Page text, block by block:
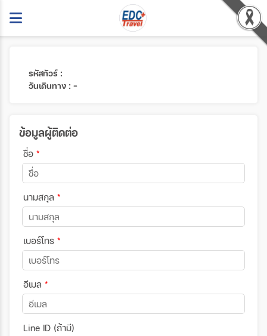
รหัสทัวร์ :
วันเดินทาง : -
ข้อมูลผู้ติดต่อ
ชื่อ *
นามสกุล *
เบอร์โทร *
อีเมล *
Line ID (ถ้ามี)